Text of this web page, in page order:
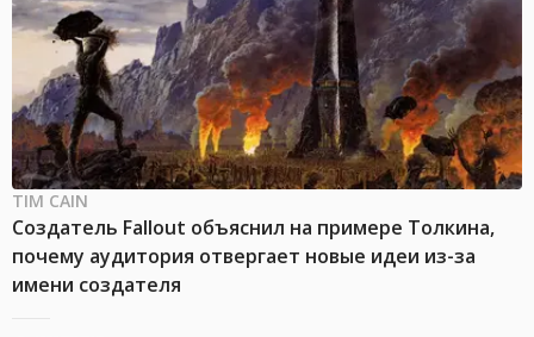
TIM CAIN
Создатель Fallout объяснил на примере Толкина,
почему аудитория отвергает новые идеи из-за
имени создателя